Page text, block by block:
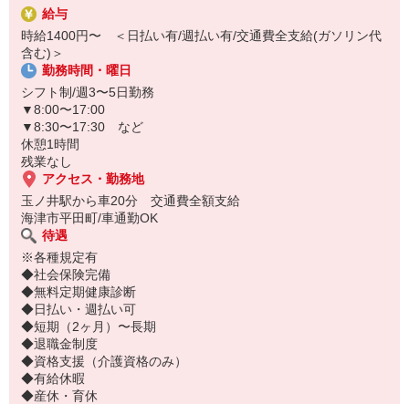
▼日収例（未経験の場合）
時給1,400円×8時間＝11,200円
日払い・週払いOK◎
すぐにお金が必要な場合は遠慮なく相談してください♪
給与
時給1400円〜 ＜日払い有/週払い有/交通費全支給(ガソリン代
含む)＞
勤務時間・曜日
シフト制/週3〜5日勤務
▼8:00〜17:00
▼8:30〜17:30 など
休憩1時間
残業なし
アクセス・勤務地
玉ノ井駅から車20分 交通費全額支給
海津市平田町/車通勤OK
待遇
※各種規定有
◆社会保険完備
◆無料定期健康診断
◆日払い・週払い可
◆短期（2ヶ月）〜長期
◆退職金制度
◆資格支援（介護資格のみ）
◆有給休暇
◆産休・育休